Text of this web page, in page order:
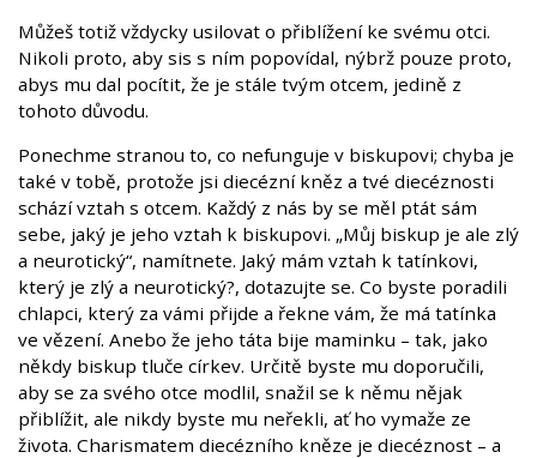
Můžeš totiž vždycky usilovat o přiblížení ke svému otci.
Nikoli proto, aby sis s ním popovídal, nýbrž pouze proto,
abys mu dal pocítit, že je stále tvým otcem, jedině z
tohoto důvodu.
Ponechme stranou to, co nefunguje v biskupovi; chyba je
také v tobě, protože jsi diecézní kněz a tvé diecéznosti
schází vztah s otcem. Každý z nás by se měl ptát sám
sebe, jaký je jeho vztah k biskupovi. „Můj biskup je ale zlý
a neurotický“, namítnete. Jaký mám vztah k tatínkovi,
který je zlý a neurotický?, dotazujte se. Co byste poradili
chlapci, který za vámi přijde a řekne vám, že má tatínka
ve vězení. Anebo že jeho táta bije maminku – tak, jako
někdy biskup tluče církev. Určitě byste mu doporučili,
aby se za svého otce modlil, snažil se k němu nějak
přiblížit, ale nikdy byste mu neřekli, ať ho vymaže ze
života. Charismatem diecézního kněze je diecéznost – a